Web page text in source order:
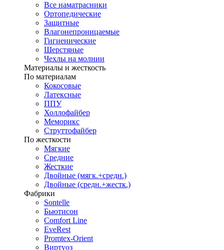
Все наматрасники
Ортопедические
Защитные
Влагонепроницаемые
Гигиенические
Шерстяные
Чехлы на молнии
Материалы и жесткость
По материалам
Кокосовые
Латексные
ППУ
Холлофайбер
Меморикс
Струттофайбер
По жесткости
Мягкие
Средние
Жесткие
Двойные (мягк.+средн.)
Двойные (средн.+жестк.)
Фабрики
Sontelle
Бьютисон
Comfort Line
EveRest
Promtex-Orient
Виртуоз